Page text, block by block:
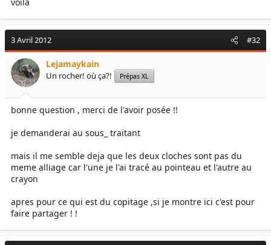
3 Avril 2012 #32
Lejamaykain
Un rocher! où ça?! Prépas XL
bonne question , merci de l'avoir posée !!
je demanderai au sous_ traitant
mais il me semble deja que les deux cloches sont pas du
meme alliage car l'une je l'ai tracé au pointeau et l'autre au
crayon
apres pour ce qui est du copitage ,si je montre ici c'est pour
faire partager ! !